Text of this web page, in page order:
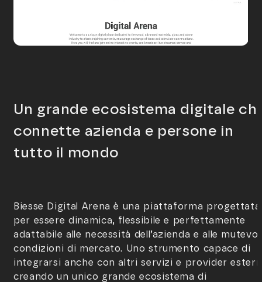
Un grande ecosistema digitale
connette azienda e persone in
tutto il mondo
Biesse Digital Arena è una piattaforma progettata
per essere dinamica, flessibile e perfettamente
adattabile alle necessità dell’azienda e alle
condizioni di mercato. Uno strumento capace di
integrarsi anche con altri servizi e provider
creando un unico grande ecosistema di